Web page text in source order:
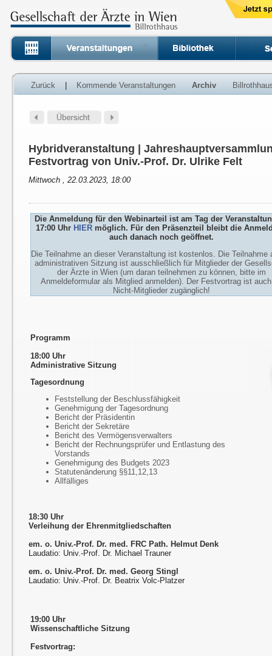
Zurück Kommende Veranstaltungen Archiv
Hybridveranstaltung |
Festvortrag von Univ.-Prof. Dr. Ulrike Felt
Mittwoch , 22.03.2023, 18:00
Die Anmeldung für den Webinarteil ist am Tag der
17:00 Uhr HIER möglich. Für den Präsenzteil bleibt die
auch danach noch geöffnet.
Die Teilnahme an dieser Veranstaltung ist kostenlos. Die Teilnahme
administrativen Sitzung ist ausschließlich für Mitglieder der
der Ärzte in Wien (um daran teilnehmen zu können, bitte im
Anmeldeformular als Mitglied anmelden). Der Festvortrag ist
Nicht-Mitglieder zugänglich!
Programm
18:00 Uhr
Administrative Sitzung
Tagesordnung
Feststellung der Beschlussfähigkeit
Genehmigung der Tagesordnung
Bericht der Präsidentin
Bericht der Sekretäre
Bericht des Vermögensverwalters
Bericht der Rechnungsprüfer und Entlastung des
Vorstands
Genehmigung des Budgets 2023
Statutenänderung §§11,12,13
Allfälliges
18:30 Uhr
Verleihung der Ehrenmitgliedschaften
em. o. Univ.-Prof. Dr. med. FRC Path. Helmut Denk
Laudatio: Univ.-Prof. Dr. Michael Trauner
em. o. Univ.-Prof. Dr. med. Georg Stingl
Laudatio: Univ.-Prof. Dr. Beatrix Volc-Platzer
19:00 Uhr
Wissenschaftliche Sitzung
Festvortrag: